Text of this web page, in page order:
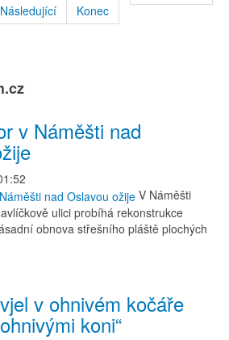
Následující Konec
v Náměšti nad
V Náměšti
ulici probíhá rekonstrukce
obnova střešního pláště plochých
v ohnivém kočáře
koni“